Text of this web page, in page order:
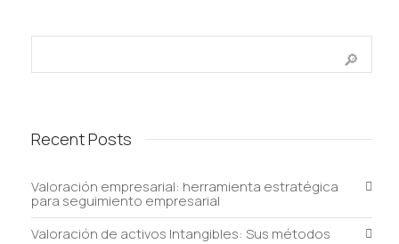
Recent Posts
Valoración empresarial: herramienta estratégica
para seguimiento empresarial
Valoración de activos Intangibles: Sus métodos